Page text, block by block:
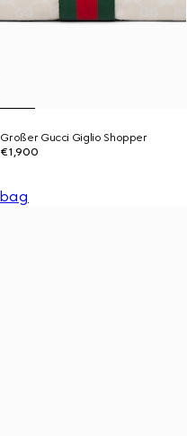
Großer Gucci Giglio Shopper
€1,900